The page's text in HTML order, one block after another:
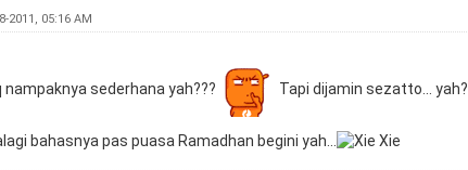
2011, 05:16 AM
nampaknya sederhana yah??? Tapi dijamin sezatto... yah?
bahasnya pas puasa Ramadhan begini yah...